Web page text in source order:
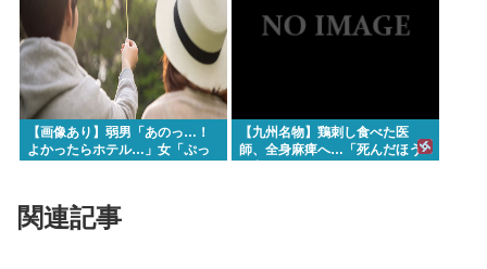
【画像あり】弱男「あのっ…！
よかったらホテル…」女「ぷっ
【九州名物】鶏刺し食べた医
師、全身麻痺へ…「死んだほう
関連記事